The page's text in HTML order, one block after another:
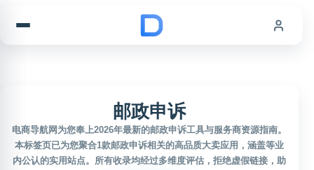
邮政申诉
电商导航网为您奉上2026年最新的邮政申诉工具与服务商资源指南。
本标签页已为您聚合1款邮政申诉相关的高品质大卖应用，涵盖等业
内公认的实用站点。所有收录均经过多维度评估，拒绝虚假链接，助